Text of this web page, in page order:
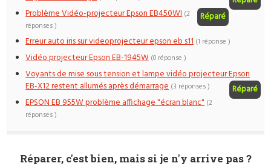
Problème Vidéo-projecteur Epson EB450WI Réparé
(2
réponses )
Erreur auto iris sur videoprojecteur epson eb s11 (1 réponse )
Vidéo projecteur Epson EB-1945W (0 réponse )
Voyants de mise sous tension et lampe vidéo projecteur Epson
EB-X12 restent allumés après démarrage
Réparé
(3 réponses )
EPSON EB 955W problème affichage "écran blanc" (2
réponses )
Réparer, c'est bien, mais si je n'y arrive pas ?